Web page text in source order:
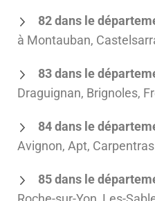
82 dans le
à Montauban,
83 dans le
Draguignan, Brignoles,
84 dans le
Avignon, Apt,
85 dans le